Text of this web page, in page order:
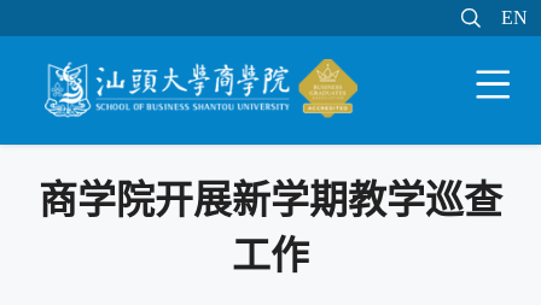
 EN
 EN

商学院开展新学期教学巡查
工作